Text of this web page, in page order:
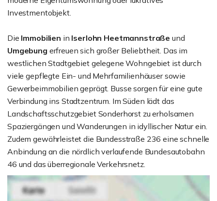
Investmentobjekt.
Die Immobilien in Iserlohn Heetmannstraße und
Umgebung erfreuen sich großer Beliebtheit. Das im
westlichen Stadtgebiet gelegene Wohngebiet ist durch
viele gepflegte Ein- und Mehrfamilienhäuser sowie
Gewerbeimmobilien geprägt. Busse sorgen für eine gute
Verbindung ins Stadtzentrum. Im Süden lädt das
Landschaftsschutzgebiet Sonderhorst zu erholsamen
Spaziergängen und Wanderungen in idyllischer Natur ein.
Zudem gewährleistet die Bundesstraße 236 eine schnelle
Anbindung an die nördlich verlaufende Bundesautobahn
46 und das überregionale Verkehrsnetz.